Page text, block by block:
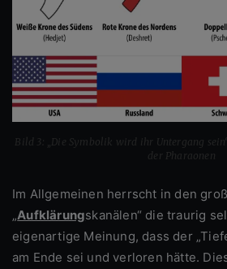
Bild 3: „Die Symbolik wird ihr Untergang
der Pharaonen
Im Allgemeinen herrscht in den großen
„Aufklärungskanälen“ die traurig
eigenartige Meinung, dass der
am Ende sei und verloren hätte.